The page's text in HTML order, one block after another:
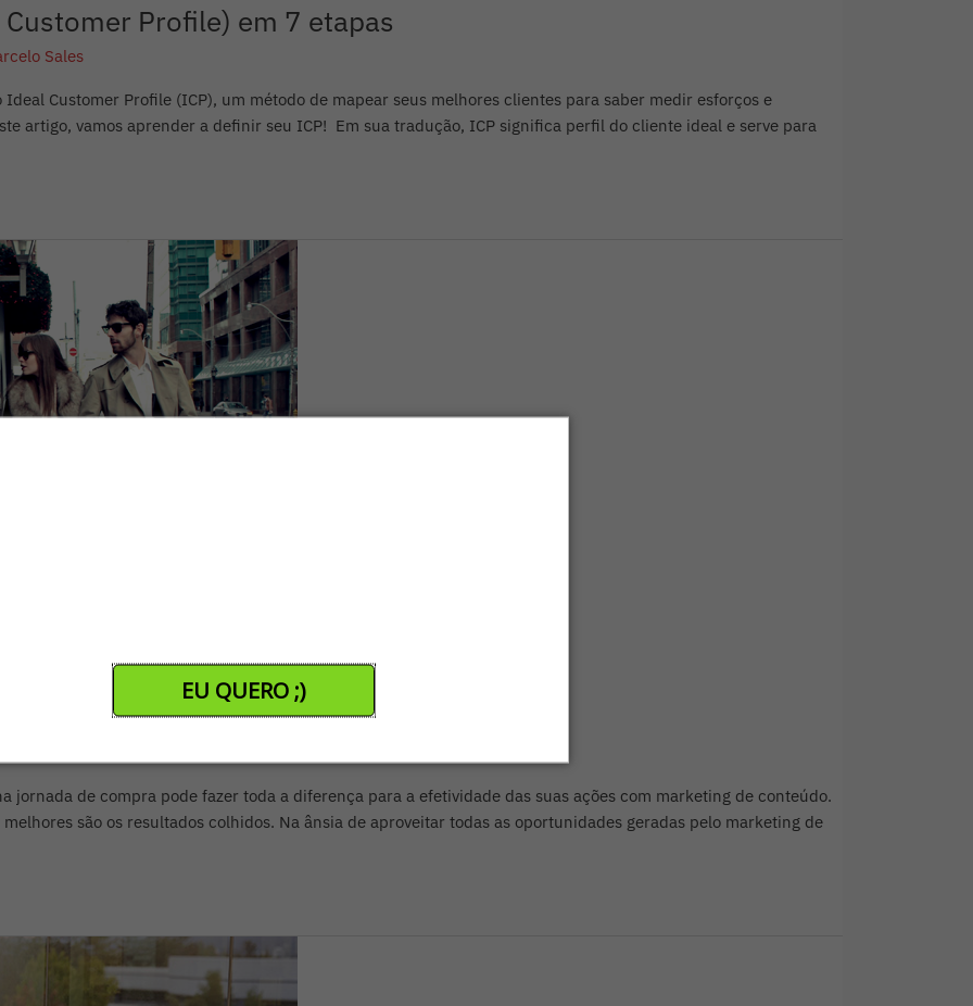
EU QUERO ;)
Profile) em 7 etapas
Sales
Customer Profile (ICP), um método de mapear seus melhores clientes para saber medir esforços e
artigo, vamos aprender a definir seu ICP! Em sua tradução, ICP significa perfil do cliente ideal e serve para
conteúdo focada na jornada de compra
de compra pode fazer toda a diferença para a efetividade das suas ações com marketing de conteúdo.
são os resultados colhidos. Na ânsia de aproveitar todas as oportunidades geradas pelo marketing de